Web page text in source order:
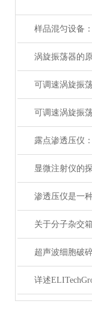
涡旋振荡器的
显微注射仪的